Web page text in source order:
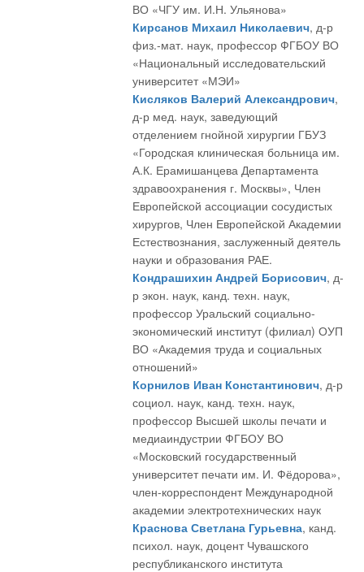
ВО «ЧГУ им. И.Н. Ульянова»
Кирсанов Михаил Николаевич, д-р
физ.-мат. наук, профессор ФГБОУ ВО
«Национальный исследовательский
университет «МЭИ»
Кисляков Валерий Александрович,
д-р мед. наук, заведующий
отделением гнойной хирургии ГБУЗ
«Городская клиническая больница им.
А.К. Ерамишанцева Департамента
здравоохранения г. Москвы», Член
Европейской ассоциации сосудистых
хирургов, Член Европейской Академии
Естествознания, заслуженный деятель
науки и образования РАЕ.
Кондрашихин Андрей Борисович, д-
р экон. наук, канд. техн. наук,
профессор Уральский социально-
экономический институт (филиал) ОУП
ВО «Академия труда и социальных
отношений»
Корнилов Иван Константинович, д-р
социол. наук, канд. техн. наук,
профессор Высшей школы печати и
медиаиндустрии ФГБОУ ВО
«Московский государственный
университет печати им. И. Фёдорова»,
член-корреспондент Международной
академии электротехнических наук
Краснова Светлана Гурьевна, канд.
психол. наук, доцент Чувашского
республиканского института